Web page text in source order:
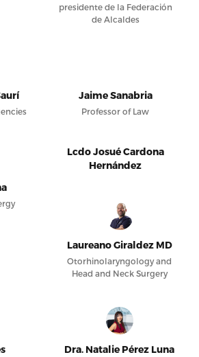
presidente de la Federación
de Alcaldes
Jaime Sanabria
Professor of Law
Lcdo Josué Cardona
Hernández
Laureano Giraldez MD
Otorhinolaryngology and
Head and Neck Surgery
Dra. Natalie Pérez Luna